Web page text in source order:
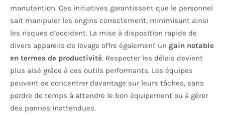
manutention. Ces initiatives garantissent que le personnel
sait manipuler les engins correctement, minimisant ainsi
les risques d’accident. La mise à disposition rapide de
divers appareils de levage offre également un gain notable
en termes de productivité. Respecter les délais devient
plus aisé grâce à ces outils performants. Les équipes
peuvent se concentrer davantage sur leurs tâches, sans
perdre de temps à attendre le bon équipement ou à gérer
des pannes inattendues.